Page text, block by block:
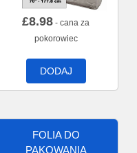
£8.98 - cana za
pokorowiec
DODAJ
FOLIA DO
PAKOWANIA